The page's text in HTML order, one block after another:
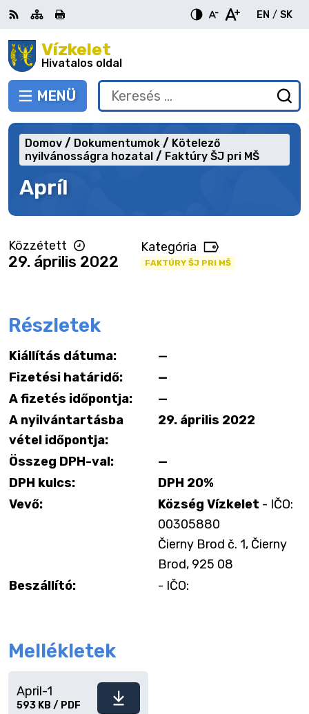
Ugrás
a
tartalomraVízkelet
Hivatalos oldal
VÁLTÁS
MENÜ
RSS Oldaltérkép
Nyomtatás
EN
English
/ SK
Keresés:
be
a
Apríl
Domov Dokumentumok
Kötelező
nyilvánosságra hozatal
Faktúry ŠJ pri MŠ
Közzétett
29. április 2022
Kategória
FAKTÚRY ŠJ PRI MŠ
Részletek
Kiállítás dátuma:
—
Fizetési határidő:
—
A fizetés időpontja:
—
A nyilvántartásba
vétel időpontja:
29. április 2022
Összeg DPH-val:
—
DPH kulcs:
DPH 20%
Vevő:
Község Vízkelet - IČO:
00305880
Čierny Brod č. 1, Čierny
Brod, 925 08
Beszállító:
- IČO:
Mellékletek
Fájl
April-1
593 KB / PDF